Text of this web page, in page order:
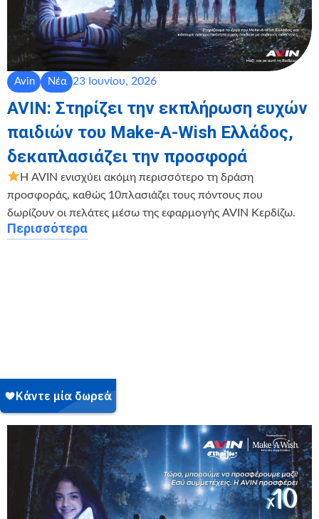
Avin Νέα 23 Ιουνίου, 2026
AVIN: Στηρίζει την εκπλήρωση ευχών
παιδιών του Make-A-Wish Ελλάδος,
δεκαπλασιάζει την προσφορά
Η AVIN ενισχύει ακόμη περισσότερο τη δράση
προσφοράς, καθώς 10πλασιάζει τους πόντους που
δωρίζουν οι πελάτες μέσω της εφαρμογής AVIN Κερδίζω.
Περισσότερα